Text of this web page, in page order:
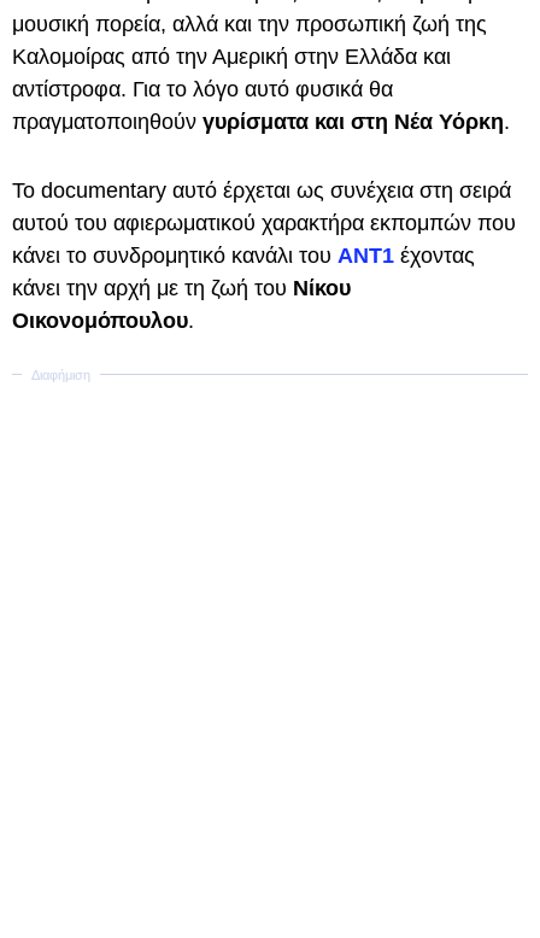
μουσική πορεία, αλλά και την προσωπική ζωή της
Καλομοίρας από την Αμερική στην Ελλάδα και
αντίστροφα. Για το λόγο αυτό φυσικά θα
πραγματοποιηθούν γυρίσματα και στη Νέα Υόρκη.
Το documentary αυτό έρχεται ως συνέχεια στη σειρά
αυτού του αφιερωματικού χαρακτήρα εκπομπών που
κάνει το συνδρομητικό κανάλι του ΑΝΤ1 έχοντας
κάνει την αρχή με τη ζωή του Νίκου
Οικονομόπουλου.